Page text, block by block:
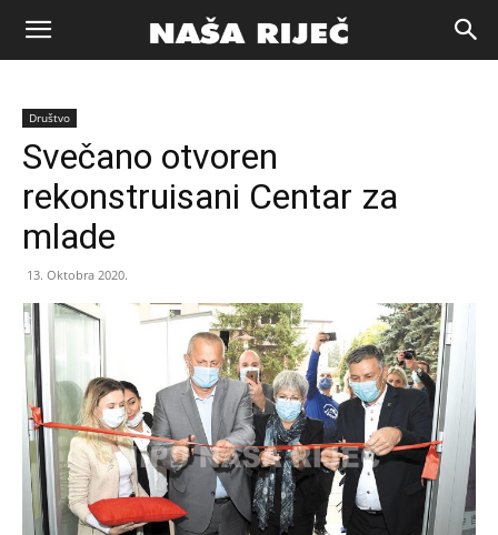
Naša
riječ
Društvo
Svečano otvoren
rekonstruisani Centar za
mlade
13. Oktobra 2020.